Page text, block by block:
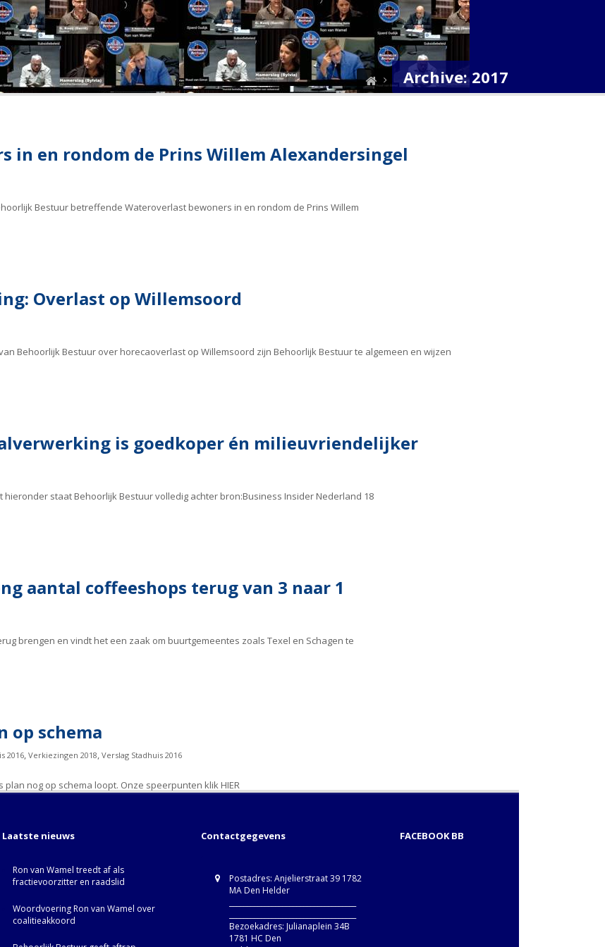
Archive: 2017
in en rondom de Prins Willem Alexandersingel
Bestuur betreffende Wateroverlast bewoners in en rondom de Prins Willem
Overlast op Willemsoord
Behoorlijk Bestuur over horecaoverlast op Willemsoord zijn Behoorlijk Bestuur te algemeen en wijzen
is goedkoper én milieuvriendelijker
staat Behoorlijk Bestuur volledig achter bron:Business Insider Nederland 18
aantal coffeeshops terug van 3 naar 1
brengen en vindt het een zaak om buurtgemeentes zoals Texel en Schagen te
op schema
2016, Verkiezingen 2018, Verslag Stadhuis 2016
plan nog op schema loopt. Onze speerpunten klik HIER
Laatste nieuws
Ron van Wamel treedt af als
fractievoorzitter en raadslid
Woordvoering Ron van Wamel over
coalitieakkoord
Contactgegevens
Postadres: Anjelierstraat 39 1782
MA Den Helder
Bezoekadres: Julianaplein 34B
1781 HC Den
FACEBOOK BB